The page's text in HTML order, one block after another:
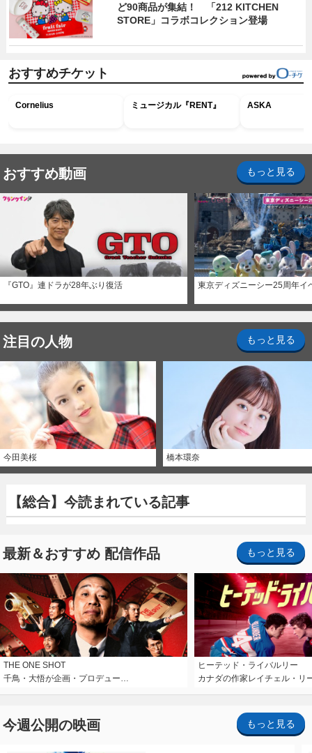
ど90商品が集結！ 「212 KITCHEN
STORE」コラボコレクション登場
おすすめチケット
Cornelius ミュージカル『RENT』 ASKA
おすすめ動画 もっと見る
『GTO』連ドラが28年ぶり復活 東京ディズニーシー25周年イ
注目の人物 もっと見る
今田美桜 橋本環奈
【総合】今読まれている記事
最新＆おすすめ 配信作品 もっと見る
THE ONE SHOT
千鳥・大悟が企画・プロデュー…
ヒーテッド・ライバルリー
カナダの作家レイチェル・リ
今週公開の映画 もっと見る